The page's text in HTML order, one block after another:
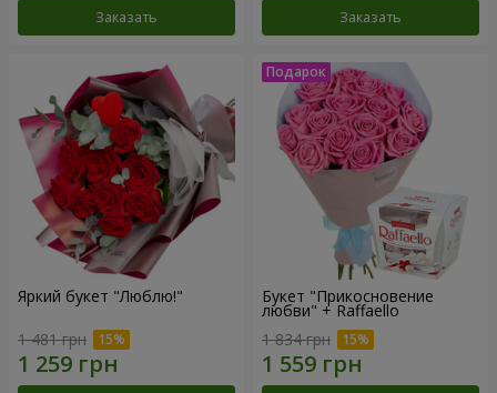
Заказать Заказать
Яркий букет "Люблю!"
1 481 грн
Букет "Прикосновение
любви" + Raffaello
1 834 грн